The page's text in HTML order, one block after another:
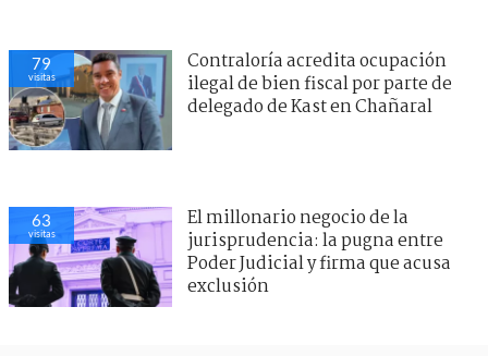
79
visitas
Contraloría acredita ocupación
ilegal de bien fiscal por parte de
delegado de Kast en Chañaral
63
visitas
El millonario negocio de la
jurisprudencia: la pugna entre
Poder Judicial y firma que acusa
exclusión